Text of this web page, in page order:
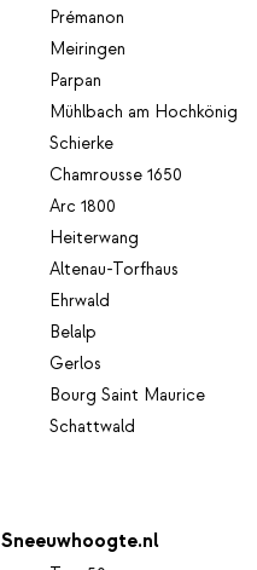
Prémanon
Meiringen
Parpan
Mühlbach am Hochkönig
Schierke
Chamrousse 1650
Arc 1800
Heiterwang
Altenau-Torfhaus
Ehrwald
Belalp
Gerlos
Bourg Saint Maurice
Schattwald
Sneeuwhoogte.nl